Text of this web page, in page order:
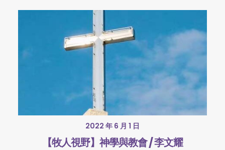
2022 年 6 月 1 日
【牧人視野】神學與教會 / 李文耀